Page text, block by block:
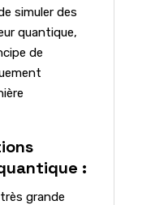
simuler des
quantique,
de
:
grande